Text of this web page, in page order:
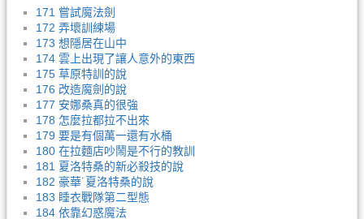
171 嘗試魔法劍
172 弄壞訓練場
173 想隱居在山中
174 雲上出現了讓人意外的東西
175 草原特訓的說
176 改造魔劍的說
177 安娜桑真的很強
178 怎麼拉都拉不出來
179 要是有個萬一還有水桶
180 在拉麵店吵鬧是不行的教訓
181 夏洛特桑的新必殺技的說
182 豪華˙夏洛特桑的說
183 睡衣戰隊第二型態
184 依靠幻惑魔法